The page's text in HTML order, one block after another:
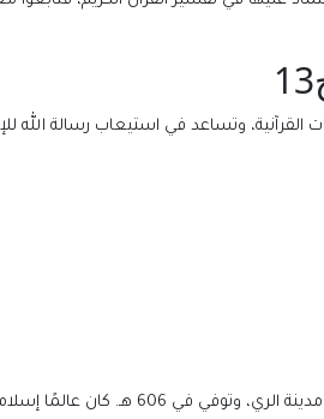
القرآنية، وتساعد في استيعاب رسالة الله
، أو فخر الدين الرازي، هو الإمام محمد بن عمر بن الحسين بن علي، الملقب بأبي عبد الله، وُلد في العام 543